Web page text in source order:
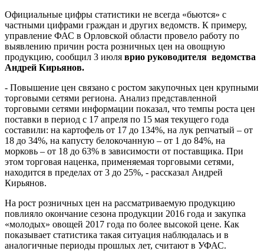
Официальные цифры статистики не всегда «бьются» с
частными цифрами граждан и других ведомств. К примеру,
управление ФАС в Орловской области провело работу по
выявлению причин роста розничных цен на овощную
продукцию, сообщил 3 июля врио руководителя ведомства
Андрей Кирьянов.
- Повышение цен связано с ростом закупочных цен крупными
торговыми сетями региона. Анализ представленной
торговыми сетями информации показал, что темпы роста цен
поставки в период с 17 апреля по 15 мая текущего года
составили: на картофель от 17 до 134%, на лук репчатый – от
18 до 34%, на капусту белокочанную – от 1 до 84%, на
морковь – от 18 до 63% в зависимости от поставщика. При
этом торговая наценка, применяемая торговыми сетями,
находится в пределах от 3 до 25%, - рассказал Андрей
Кирьянов.
На рост розничных цен на рассматриваемую продукцию
повлияло окончание сезона продукции 2016 года и закупка
«молодых» овощей 2017 года по более высокой цене. Как
показывает статистика такая ситуация наблюдалась и в
аналогичные периоды прошлых лет, считают в УФАС.